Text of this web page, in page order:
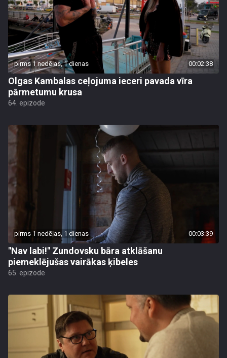
pirms 1 nedēļas, 1 dienas 00:02:38
Olgas Kambalas ceļojuma ieceri pavada vīra
pārmetumu krusa
64. epizode
pirms 1 nedēļas, 1 dienas 00:03:39
"Nav labi!" Zundovsku bāra atklāšanu
piemeklējušas vairākas ķibeles
65. epizode